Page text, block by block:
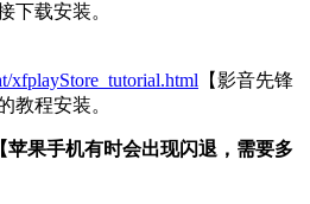
下载安装。
xfplayStore_tutorial.html 【影音先锋
教程安装。
苹果手机有时会出现闪退，需要多